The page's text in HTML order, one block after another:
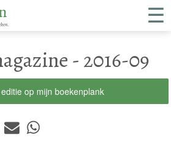
☰
- 2016-09
op mijn boekenplank